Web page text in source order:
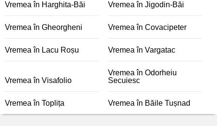
Vremea în Harghita-Băi Vremea în Jigodin-Băi
Vremea în Gheorgheni Vremea în Covacipeter
Vremea în Lacu Roșu Vremea în Vargatac
Vremea în Visafolio
Vremea în Odorheiu
Secuiesc
Vremea în Toplița Vremea în Băile Tușnad